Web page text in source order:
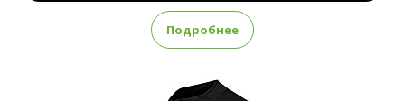
Подробнее